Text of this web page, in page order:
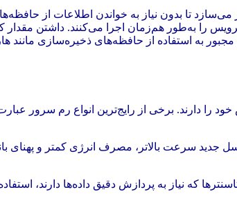
تا بدون نیاز به خواندن اطلاعات از
را به‌طور هم‌زمان اجرا می‌کنند. داشتن
به استفاده از حافظه‌های ذخیره‌سازی
دارند. برخی از رایج‌ترین انواع رم سرور